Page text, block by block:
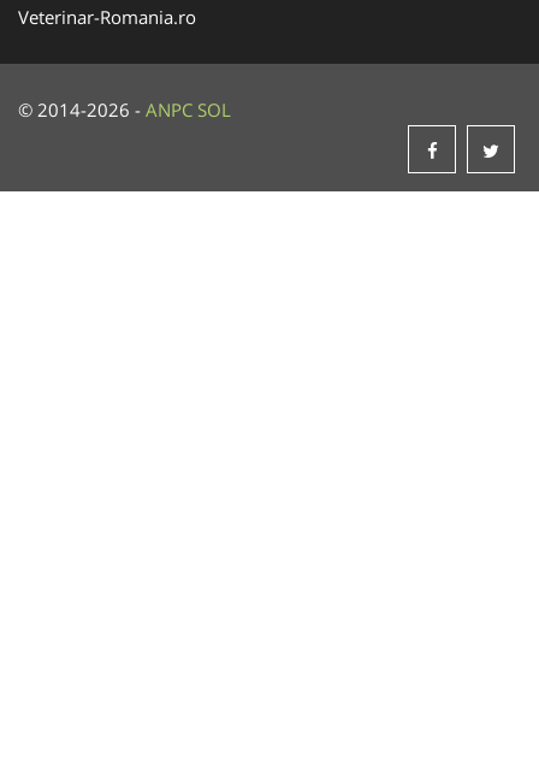
Veterinar-Romania.ro
© 2014-2026 - ANPC SOL